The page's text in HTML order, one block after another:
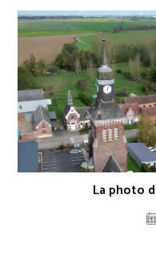
La photo